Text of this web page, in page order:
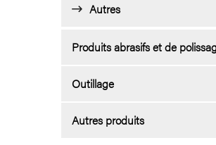
Autres
Produits abrasifs et de
Outillage
Autres produits